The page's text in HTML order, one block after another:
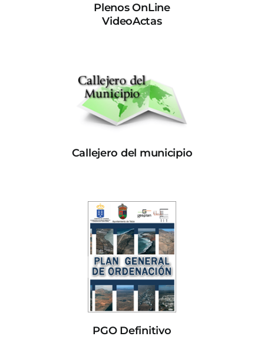
Plenos OnLine
VideoActas
Callejero del municipio
PGO Definitivo